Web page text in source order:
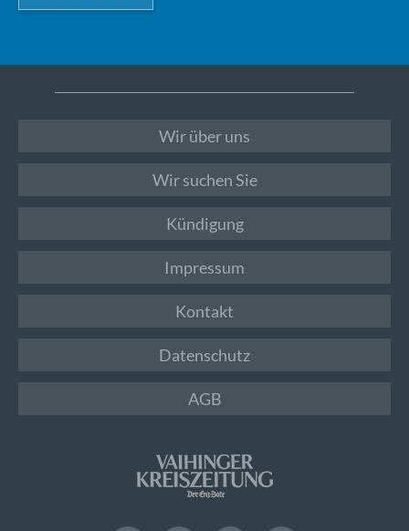
Wir über uns
Wir suchen Sie
Kündigung
Impressum
Kontakt
Datenschutz
AGB